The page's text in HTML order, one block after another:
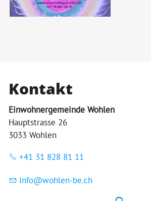
Kontakt
Einwohnergemeinde Wohlen
Hauptstrasse 26
3033 Wohlen
+41 31 828 81 11
nf w hl n-b ch